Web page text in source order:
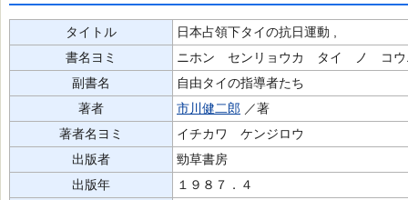
タイトル
日本占領下タイの抗日運動 ,
書名ヨミ
ニホン センリョウカ タイ ノ コウ
副書名
自由タイの指導者たち
著者
市川健二郎 ／著
著者名ヨミ
イチカワ ケンジロウ
出版者
勁草書房
出版年
１９８７．４